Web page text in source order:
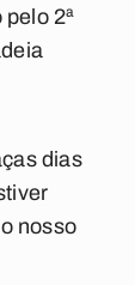
2ª
dias
nosso